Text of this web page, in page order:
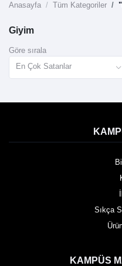
Anasayfa Tüm Kategoriler
Giyim
Göre sırala
En Çok Satanlar
Sıkça
KAMPÜS